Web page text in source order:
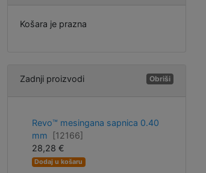
Košara je prazna
Zadnji proizvodi Obriši
Revo™ mesingana sapnica 0.40
mm
[12166]
28,28 €
Dodaj u košaru